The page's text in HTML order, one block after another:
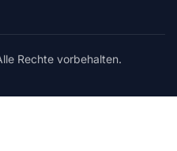
Rechte vorbehalten.